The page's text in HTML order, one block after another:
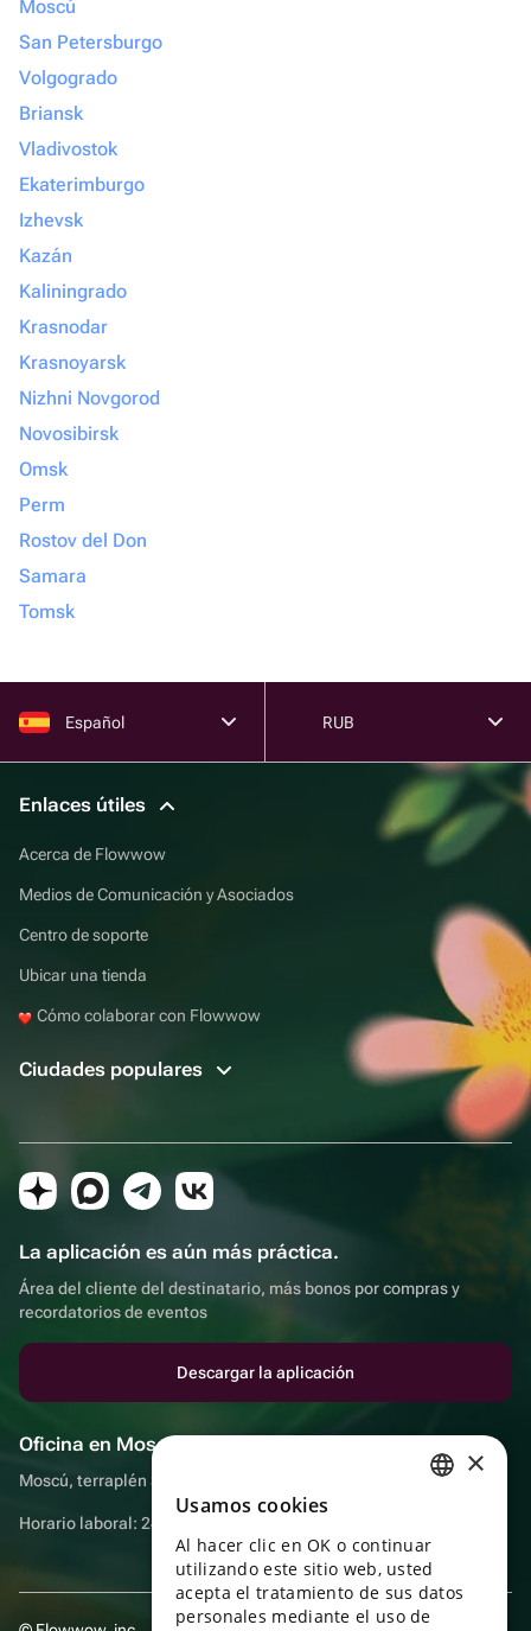
Moscú
San Petersburgo
Volgogrado
Briansk
Vladivostok
Ekaterimburgo
Izhevsk
Kazán
Kaliningrado
Krasnodar
Krasnoyarsk
Nizhni Novgorod
Novosibirsk
Omsk
Perm
Rostov del Don
Samara
Tomsk
Español RUB
Enlaces útiles
Acerca de Flowwow
Medios de Comunicación y Asociados
Centro de soporte
Ubicar una tienda
Cómo colaborar con Flowwow
Ciudades populares
La aplicación es aún más práctica.
Área del cliente del destinatario, más bonos por compras y
recordatorios de eventos
Descargar la aplicación
Oficina en Moscú
Moscú, terraplén Sadovnicheskaya, 9, sala 2/3
Horario laboral: 24 horas
ENGLISH
UKRAINIAN
×
Usamos cookies
Al hacer clic en OK o continuar
utilizando este sitio web, usted
acepta el tratamiento de sus datos
personales mediante el uso de